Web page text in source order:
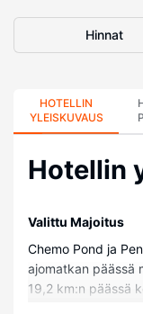
Hinnat
HOTELLIN
YLEISKUVAUS
Hotellin
Valittu Majoitus
Chemo Pond ja
ajomatkan päässä
19,2 km:n päässä